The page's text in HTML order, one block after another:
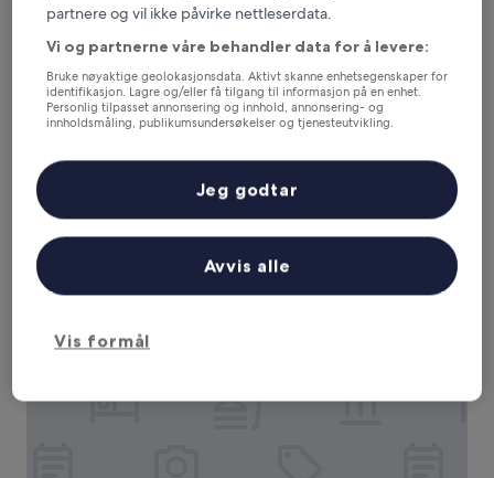
Hotel Hoffmann
Hotel Hoffmann
med
3.0
stjerner
Kladno
8.6
av
10,
(82
8,6/10
Prisen
993 kr
7. aug.–8. aug.
partnere og vil ikke påvirke nettleserdata.
Vi og partnerne våre behandler data for å levere:
Bruke nøyaktige geolokasjonsdata. Aktivt skanne enhetsegenskaper for
identifikasjon. Lagre og/eller få tilgang til informasjon på en enhet.
Personlig tilpasset annonsering og innhold, annonsering- og
innholdsmåling, publikumsundersøkelser og tjenesteutvikling.
Vis formål
Avvis alle
Jeg godtar